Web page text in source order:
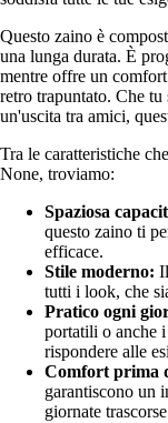
Questo zaino è
una lunga durata. È
mentre offre un
retro trapuntato. Che
un'uscita tra amici,
Tra le caratteristiche
None, troviamo:
Spaziosa
questo zaino ti
efficace.
Stile moderno:
tutti i look, che
Pratico ogni
portatili o anche
rispondere alle
Comfort prima
garantiscono un
giornate